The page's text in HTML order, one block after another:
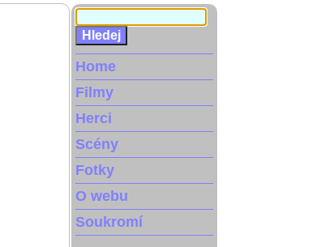
Home
Filmy
Herci
Scény
Fotky
O webu
Soukromí